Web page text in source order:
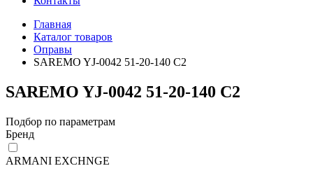
Главная
Каталог товаров
Оправы
SAREMO YJ-0042 51-20-140 C2
SAREMO YJ-0042 51-20-140 C2
Подбор по параметрам
Бренд
ARMANI EXCHNGE